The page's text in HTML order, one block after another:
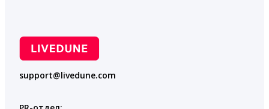
support@livedune.com